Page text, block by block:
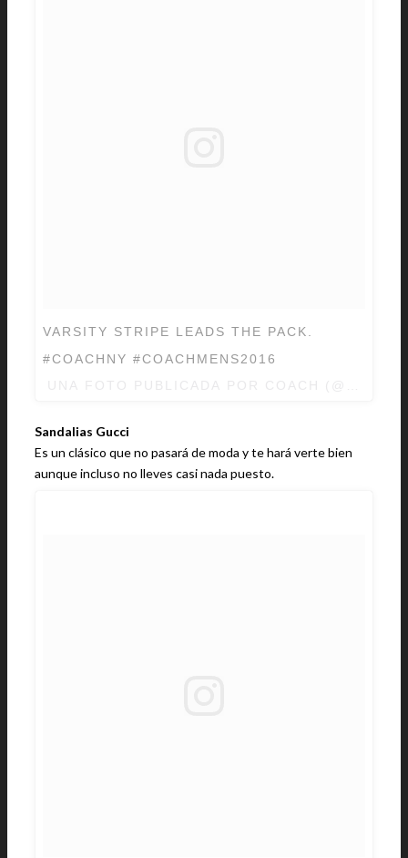
VARSITY STRIPE LEADS THE PACK.
#COACHNY #COACHMENS2016
Sandalias Gucci
Es un clásico que no pasará de moda y te hará verte bien
aunque incluso no lleves casi nada puesto.